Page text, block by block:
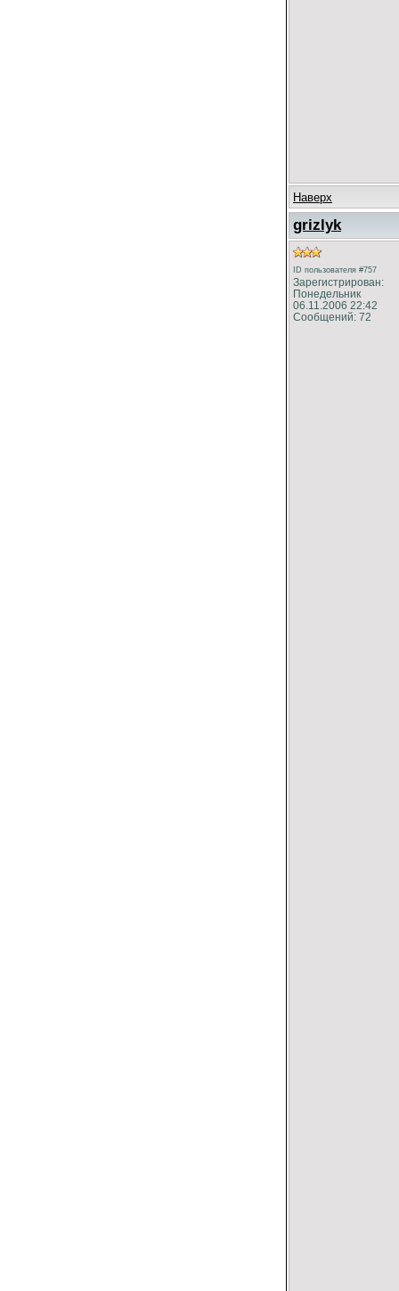
Наверх
grizlyk
ID пользователя #757
Зарегистрирован:
Понедельник
06.11.2006 22:42
Сообщений: 72